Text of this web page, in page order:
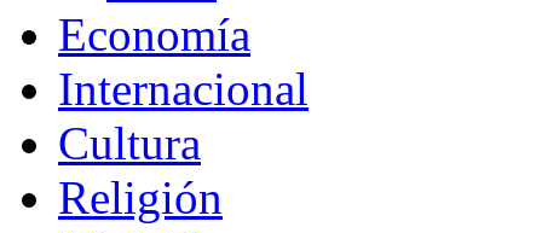
Economía
Internacional
Cultura
Religión